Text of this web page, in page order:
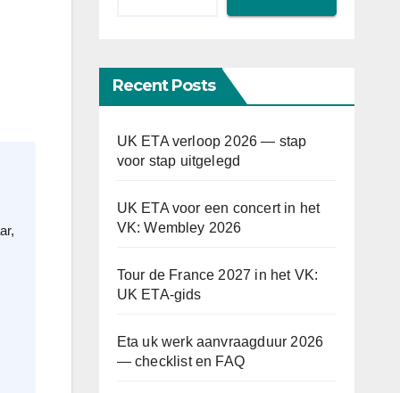
Recent Posts
UK ETA verloop 2026 — stap
voor stap uitgelegd
UK ETA voor een concert in het
VK: Wembley 2026
Tour de France 2027 in het VK:
UK ETA-gids
Eta uk werk aanvraagduur 2026
— checklist en FAQ